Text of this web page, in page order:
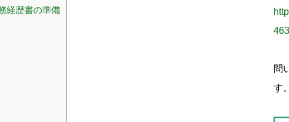
経歴書の準備
問
す。